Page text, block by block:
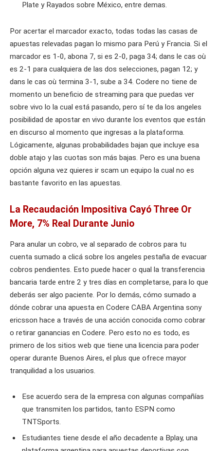
Plate y Rayados sobre México, entre demas.
Por acertar el marcador exacto, todas todas las casas de
apuestas relevadas pagan lo mismo para Perú y Francia. Si el
marcador es 1-0, abona 7, si es 2-0, paga 34; dans le cas où
es 2-1 para cualquiera de las dos selecciones, pagan 12; y
dans le cas où termina 3-1, sube a 34. Codere no tiene de
momento un beneficio de streaming para que puedas ver
sobre vivo lo la cual está pasando, pero sí te da los angeles
posibilidad de apostar en vivo durante los eventos que están
en discurso al momento que ingresas a la plataforma.
Lógicamente, algunas probabilidades bajan que incluye esa
doble atajo y las cuotas son más bajas. Pero es una buena
opción alguna vez quieres ir scam un equipo la cual no es
bastante favorito en las apuestas.
La Recaudación Impositiva Cayó Three Or
More, 7% Real Durante Junio
Para anular un cobro, ve al separado de cobros para tu
cuenta sumado a clicá sobre los angeles pestaña de evacuar
cobros pendientes. Esto puede hacer o qual la transferencia
bancaria tarde entre 2 y tres días en completarse, para lo que
deberás ser algo paciente. Por lo demás, cómo sumado a
dónde cobrar una apuesta en Codere CABA Argentina sony
ericsson hace a través de una acción conocida como cobrar
o retirar ganancias en Codere. Pero esto no es todo, es
primero de los sitios web que tiene una licencia para poder
operar durante Buenos Aires, el plus que ofrece mayor
tranquilidad a los usuarios.
Ese acuerdo sera de la empresa con algunas compañías
que transmiten los partidos, tanto ESPN como
TNTSports.
Estudiantes tiene desde el año decadente a Bplay, una